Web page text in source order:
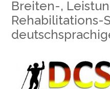
Breiten-,
Rehabilitations-